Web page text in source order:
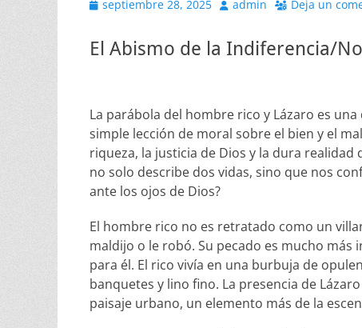
Publicado
septiembre 28, 2025 Autoradmin Deja un
El Abismo de la Indiferencia/
La parábola del hombre rico y Lázaro es
simple lección de moral sobre el bien y el
riqueza, la justicia de Dios y la dura
no solo describe dos vidas, sino que nos
ante los ojos de Dios?
El hombre rico no es retratado como un
maldijo o le robó. Su pecado es mucho más
para él. El rico vivía en una burbuja de
banquetes y lino fino. La presencia de
paisaje urbano, un elemento más de la